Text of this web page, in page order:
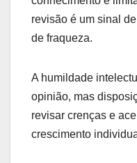
revisão é um sinal
de fraqueza.
A humildade
opinião, mas
revisar crenças e
crescimento